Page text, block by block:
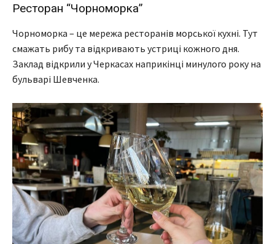
Ресторан “Чорноморка”
Чорноморка – це мережа ресторанів морської кухні. Тут
смажать рибу та відкривають устриці кожного дня.
Заклад відкрили у Черкасах наприкінці минулого року на
бульварі Шевченка.